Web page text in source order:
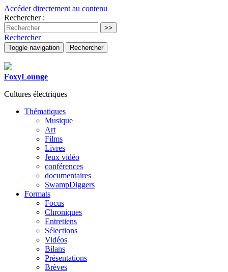
Accéder directement au contenu
Rechercher :
Rechercher
Toggle navigation Rechercher
FoxyLounge
Cultures électriques
Thématiques
Musique
Art
Films
Livres
Jeux vidéo
conférences
documentaires
SwampDiggers
Formats
Focus
Chroniques
Entretiens
Sélections
Vidéos
Bilans
Présentations
Brèves